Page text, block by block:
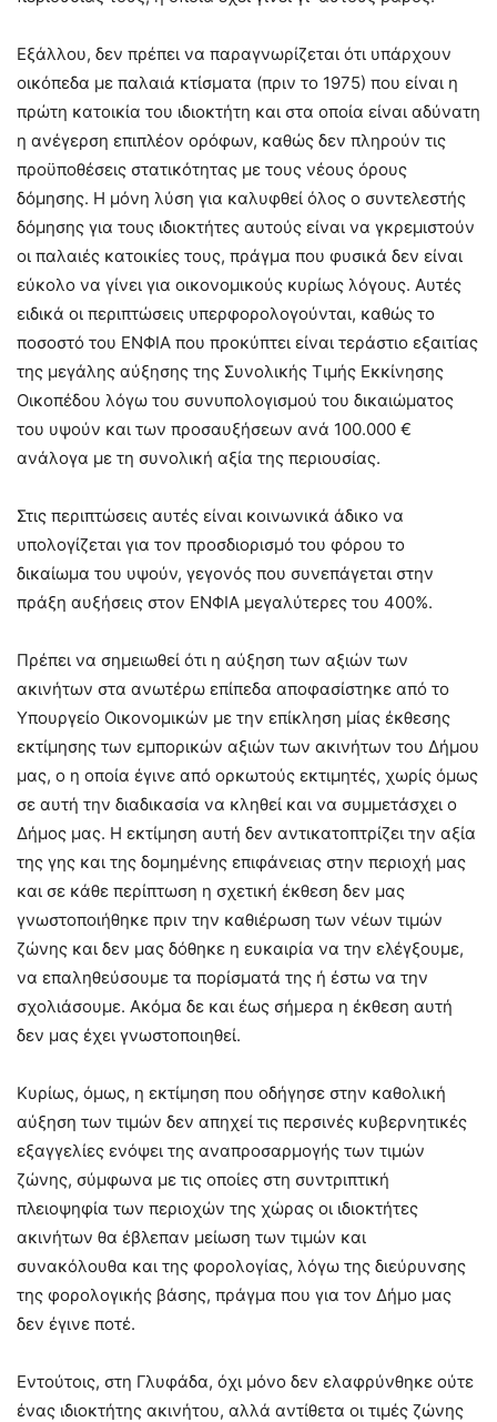
Εξάλλου, δεν πρέπει να παραγνωρίζεται ότι υπάρχουν
οικόπεδα με παλαιά κτίσματα (πριν το 1975) που είναι η
πρώτη κατοικία του ιδιοκτήτη και στα οποία είναι αδύνατη
η ανέγερση επιπλέον ορόφων, καθώς δεν πληρούν τις
προϋποθέσεις στατικότητας με τους νέους όρους
δόμησης. Η μόνη λύση για καλυφθεί όλος ο συντελεστής
δόμησης για τους ιδιοκτήτες αυτούς είναι να γκρεμιστούν
οι παλαιές κατοικίες τους, πράγμα που φυσικά δεν είναι
εύκολο να γίνει για οικονομικούς κυρίως λόγους. Αυτές
ειδικά οι περιπτώσεις υπερφορολογούνται, καθώς το
ποσοστό του ΕΝΦΙΑ που προκύπτει είναι τεράστιο εξαιτίας
της μεγάλης αύξησης της Συνολικής Τιμής Εκκίνησης
Οικοπέδου λόγω του συνυπολογισμού του δικαιώματος
του υψούν και των προσαυξήσεων ανά 100.000 €
ανάλογα με τη συνολική αξία της περιουσίας.
Στις περιπτώσεις αυτές είναι κοινωνικά άδικο να
υπολογίζεται για τον προσδιορισμό του φόρου το
δικαίωμα του υψούν, γεγονός που συνεπάγεται στην
πράξη αυξήσεις στον ΕΝΦΙΑ μεγαλύτερες του 400%.
Πρέπει να σημειωθεί ότι η αύξηση των αξιών των
ακινήτων στα ανωτέρω επίπεδα αποφασίστηκε από το
Υπουργείο Οικονομικών με την επίκληση μίας έκθεσης
εκτίμησης των εμπορικών αξιών των ακινήτων του Δήμου
μας, ο η οποία έγινε από ορκωτούς εκτιμητές, χωρίς όμως
σε αυτή την διαδικασία να κληθεί και να συμμετάσχει ο
Δήμος μας. Η εκτίμηση αυτή δεν αντικατοπτρίζει την αξία
της γης και της δομημένης επιφάνειας στην περιοχή μας
και σε κάθε περίπτωση η σχετική έκθεση δεν μας
γνωστοποιήθηκε πριν την καθιέρωση των νέων τιμών
ζώνης και δεν μας δόθηκε η ευκαιρία να την ελέγξουμε,
να επαληθεύσουμε τα πορίσματά της ή έστω να την
σχολιάσουμε. Ακόμα δε και έως σήμερα η έκθεση αυτή
δεν μας έχει γνωστοποιηθεί.
Κυρίως, όμως, η εκτίμηση που οδήγησε στην καθολική
αύξηση των τιμών δεν απηχεί τις περσινές κυβερνητικές
εξαγγελίες ενόψει της αναπροσαρμογής των τιμών
ζώνης, σύμφωνα με τις οποίες στη συντριπτική
πλειοψηφία των περιοχών της χώρας οι ιδιοκτήτες
ακινήτων θα έβλεπαν μείωση των τιμών και
συνακόλουθα και της φορολογίας, λόγω της διεύρυνσης
της φορολογικής βάσης, πράγμα που για τον Δήμο μας
δεν έγινε ποτέ.
Εντούτοις, στη Γλυφάδα, όχι μόνο δεν ελαφρύνθηκε ούτε
ένας ιδιοκτήτης ακινήτου, αλλά αντίθετα οι τιμές ζώνης